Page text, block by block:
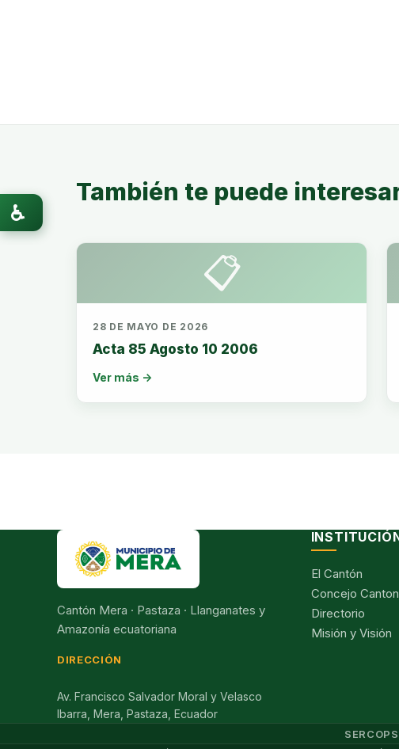
También te puede
📋
28 DE MAYO DE 2026
Acta 85 Agosto 10 2006
Ver más →
Cantón Mera · Pastaza · Llanganates y
Amazonía ecuatoriana
DIRECCIÓN
Av. Francisco Salvador Moral y Velasco
Ibarra, Mera, Pastaza, Ecuador
El Cantón
Concejo
Directorio
Misión y Visión
SERCOP
♿